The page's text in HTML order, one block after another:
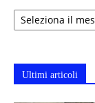
Archivi
Ultimi articoli